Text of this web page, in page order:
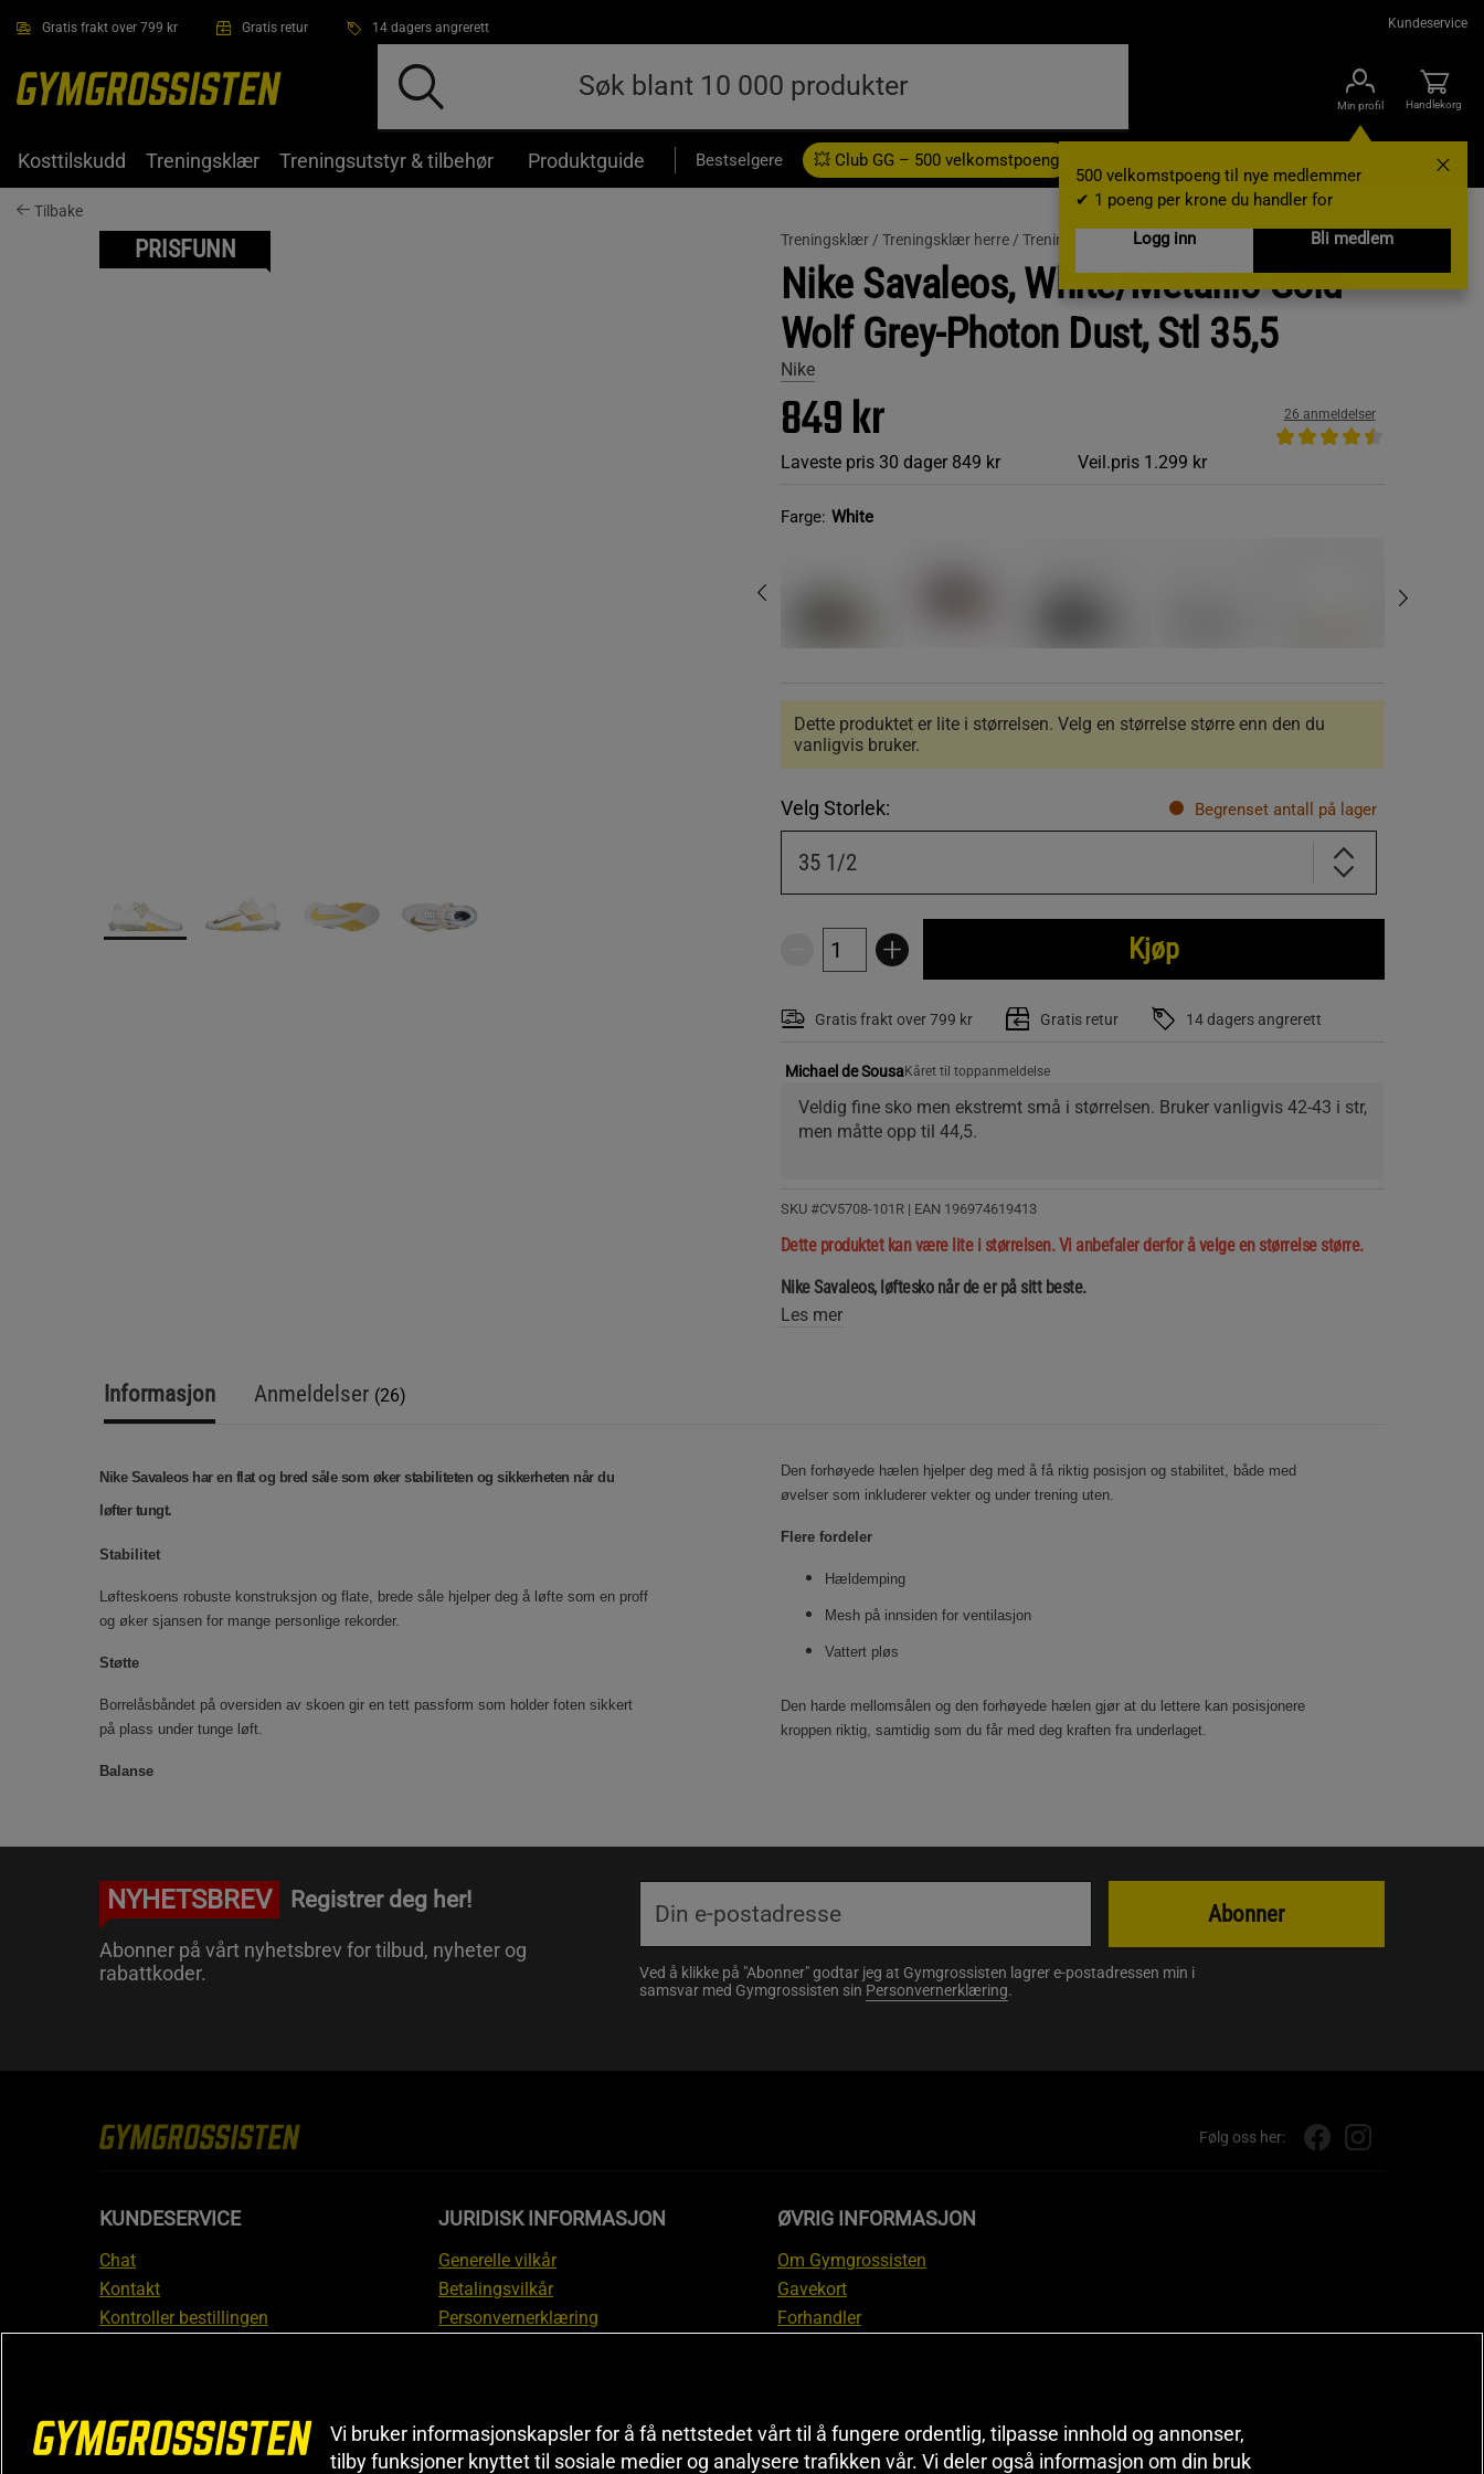
Gratis frakt over 799 kr Gratis retur 14 dagers angrerett Kundeservice
Min profil
500 velkomstpoeng til nye medlemmer
✔ 1 poeng per krone du handler for
Logg inn
Bli medlem
Handlekorg
Kosttilskudd Treningsklær Treningsutstyr & tilbehør Produktguide Bestselgere 💥 Club GG – 500 velkomstpoeng Gavekort
Tilbake
PRISFUNN Treningsklær / Treningsklær herre / Treningssko
Nike Savaleos, White/Metallic Gold-
Wolf Grey-Photon Dust, Stl 35,5
Nike
849 kr
Laveste pris 30 dager 849 kr Veil.pris 1.299 kr
26 anmeldelser
Farge: White
Dette produktet er lite i størrelsen. Velg en størrelse større enn den du
vanligvis bruker.
Velg Storlek: Begrenset antall på lager
35 1/2
Kjøp
Gratis frakt over 799 kr Gratis retur 14 dagers angrerett
Michael de SousaKåret til toppanmeldelse
Veldig fine sko men ekstremt små i størrelsen. Bruker vanligvis 42-43 i str,
men måtte opp til 44,5.
SKU #CV5708-101R | EAN 196974619413
Dette produktet kan være lite i størrelsen. Vi anbefaler derfor å velge en størrelse større.
Nike Savaleos, løftesko når de er på sitt beste.
Les mer
Informasjon Anmeldelser (26)
Nike Savaleos har en flat og bred såle som øker stabiliteten og sikkerheten når du
løfter tungt.
Stabilitet
Løfteskoens robuste konstruksjon og flate, brede såle hjelper deg å løfte som en proff
og øker sjansen for mange personlige rekorder.
Støtte
Borrelåsbåndet på oversiden av skoen gir en tett passform som holder foten sikkert
på plass under tunge løft.
Balanse
Den forhøyede hælen hjelper deg med å få riktig posisjon og stabilitet, både med
øvelser som inkluderer vekter og under trening uten.
Flere fordeler
Hældemping
Mesh på innsiden for ventilasjon
Vattert pløs
Den harde mellomsålen og den forhøyede hælen gjør at du lettere kan posisjonere
kroppen riktig, samtidig som du får med deg kraften fra underlaget.
NYHETSBREV Registrer deg her!
Abonner på vårt nyhetsbrev for tilbud, nyheter og
rabattkoder.
Ved å klikke på "Abonner" godtar jeg at Gymgrossisten lagrer e-postadressen min i
samsvar med Gymgrossisten sin Personvernerklæring.
Abonner
Følg oss her:
KUNDESERVICE
Chat
Kontakt
Kontroller bestillingen
JURIDISK INFORMASJON
Generelle vilkår
Betalingsvilkår
Personvernerklæring
Informasjon om angrerett og
reklamasjon
ØVRIG INFORMASJON
Om Gymgrossisten
Gavekort
Forhandler
Sitemap
Black Friday
Vi bruker informasjonskapsler for å få nettstedet vårt til å fungere ordentlig, tilpasse innhold og annonser,
tilby funksjoner knyttet til sosiale medier og analysere trafikken vår. Vi deler også informasjon om din bruk